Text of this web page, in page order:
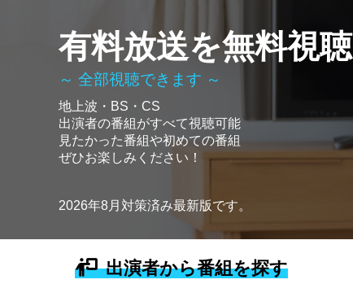
有料放送を無料視聴
～ 全部視聴できます ～
地上波・BS・CS
出演者の番組がすべて視聴可能
見たかった番組や初めての番組
ぜひお楽しみください！
2026年8月対策済み最新版です。
出演者から番組を探す